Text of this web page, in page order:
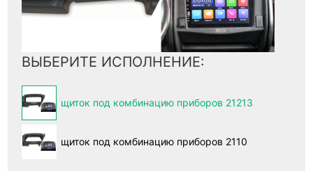
ВЫБЕРИТЕ ИСПОЛНЕНИЕ:
щиток под комбинацию приборов 21213
щиток под комбинацию приборов 2110